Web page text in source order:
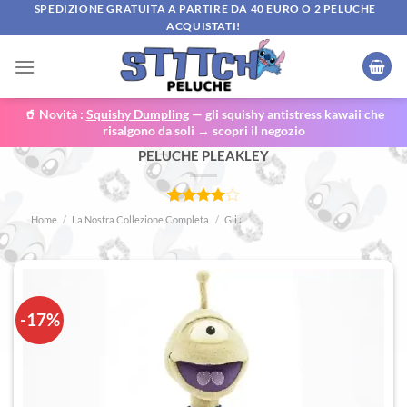
ai
SPEDIZIONE GRATUITA A PARTIRE DA 40 EURO O 2 PELUCHE
ACQUISTATI!
🥤 Novità : Squishy Dumpling— gli squishy antistress kawaii che
risalgono da soli → scopri il negozio
PELUCHE PLEAKLEY
Valutato
base di
1
recensioni
Home / La Nostra Collezione Completa / Gli amici di Stitch
-17%